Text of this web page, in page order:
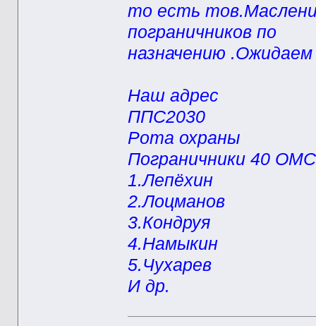
то есть
пограничников по
назначению
Наш адрес
ППС2030
Рота охраны
Пограничники 40
1.Лепёхин
2.Лоцманов
3.Кондруя
4.Намыкин
5.Чухарев
И др.